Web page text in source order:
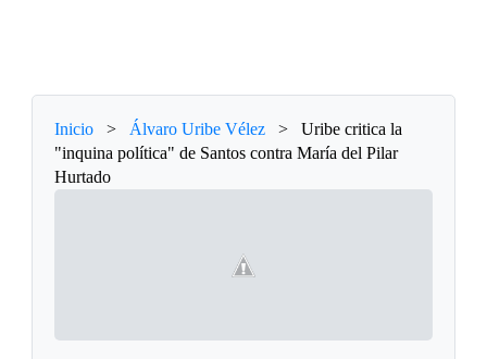
Inicio > Álvaro Uribe Vélez >
Uribe critica la
"inquina política" de Santos contra María del Pilar
Hurtado